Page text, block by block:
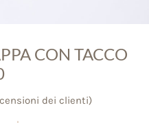
CON TACCO
dei clienti)